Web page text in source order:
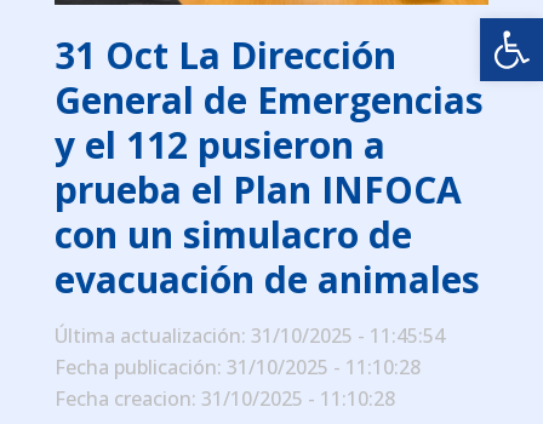
31 Oct La Dirección
General de Emergencias
y el 112 pusieron a
prueba el Plan INFOCA
con un simulacro de
evacuación de animales
Última actualización: 31/10/2025 - 11:45:54
Fecha publicación: 31/10/2025 - 11:10:28
Fecha creacion: 31/10/2025 - 11:10:28